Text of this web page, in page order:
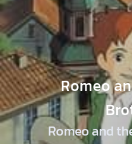
Romeo
Romeo and